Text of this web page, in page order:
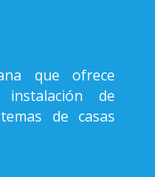
que ofrece
de
de casas